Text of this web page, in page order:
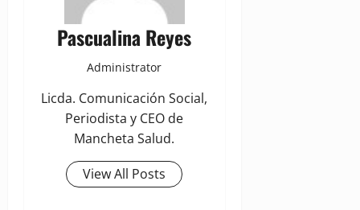
Pascualina Reyes
Administrator
Licda. Comunicación Social,
Periodista y CEO de
Mancheta Salud.
View All Posts